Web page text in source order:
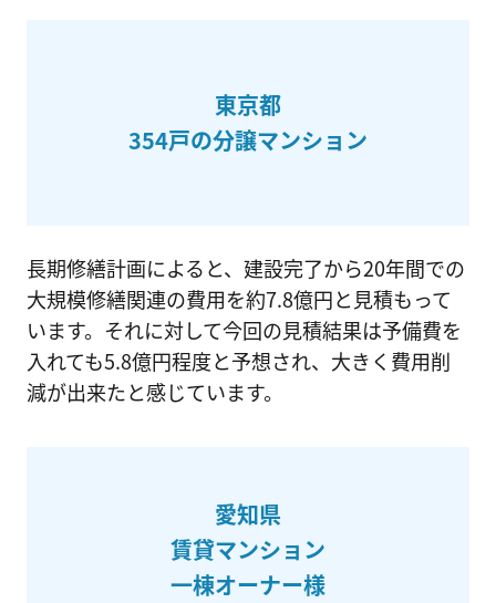
東京都
354戸の分譲マンション
長期修繕計画によると、建設完了から20年間での
大規模修繕関連の費用を約7.8億円と見積もって
います。それに対して今回の見積結果は予備費を
入れても5.8億円程度と予想され、大きく費用削
減が出来たと感じています。
愛知県
賃貸マンション
一棟オーナー様